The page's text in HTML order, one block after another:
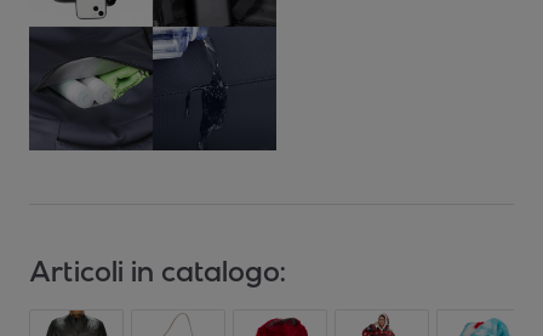
Articoli in catalogo: